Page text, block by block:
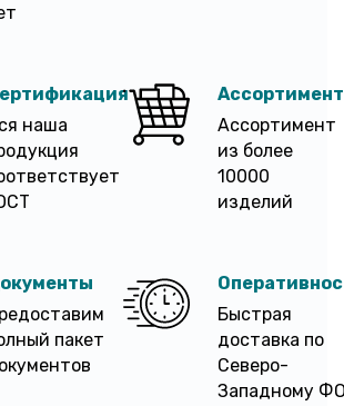
наша
Ассортимент
Ассортимент
из более
10000
изделий
пакет
Быстрая
доставка по
Северо-
Западному